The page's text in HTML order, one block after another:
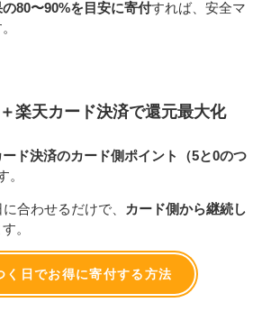
80〜90%を目安に寄付すれば、安全マ
楽天カード決済で還元最大化
ド決済のカード側ポイント（5と0のつ
。
合わせるだけで、
カード側から継続し
。
く日でお得に寄付する方法